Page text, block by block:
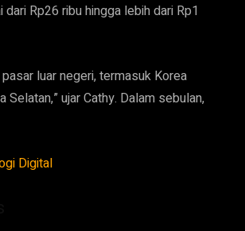
Rp26 ribu hingga lebih dari Rp1
luar negeri, termasuk Korea
ujar Cathy. Dalam sebulan,
Digital